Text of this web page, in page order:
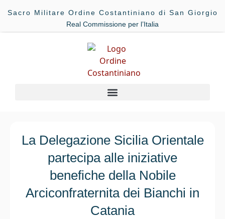
Sacro Militare Ordine Costantiniano di San Giorgio
Real Commissione per l’Italia
La Delegazione Sicilia Orientale
partecipa alle iniziative
benefiche della Nobile
Arciconfraternita dei Bianchi in
Catania